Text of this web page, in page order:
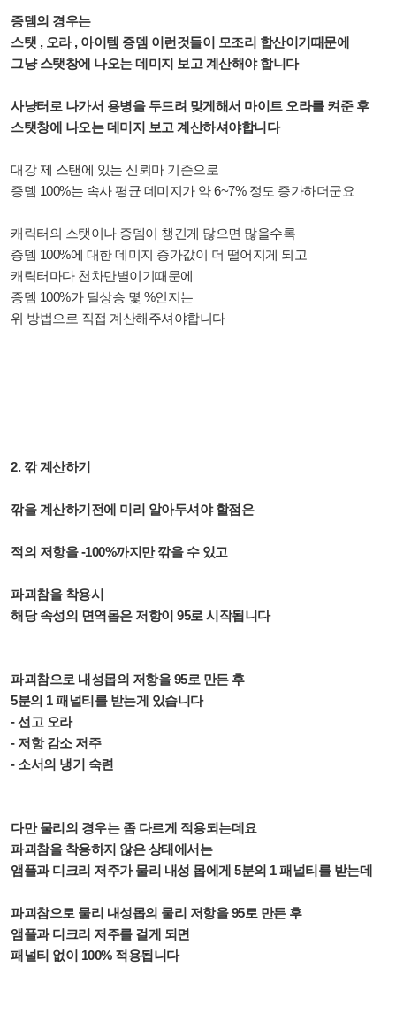
증뎀의 경우는
스탯 , 오라 , 아이템 증뎀 이런것들이 모조리 합산이기때문에
그냥 스탯창에 나오는 데미지 보고 계산해야 합니다
사냥터로 나가서 용병을 두드려 맞게해서 마이트 오라를 켜준 후
스탯창에 나오는 데미지 보고 계산하셔야합니다
대강 제 스탠에 있는 신뢰마 기준으로
증뎀 100%는 속사 평균 데미지가 약 6~7% 정도 증가하더군요
캐릭터의 스탯이나 증뎀이 챙긴게 많으면 많을수록
증뎀 100%에 대한 데미지 증가값이 더 떨어지게 되고
캐릭터마다 천차만별이기때문에
증뎀 100%가 딜상승 몇 %인지는
위 방법으로 직접 계산해주셔야합니다
2. 깎 계산하기
깎을 계산하기전에 미리 알아두셔야 할점은
적의 저항을 -100%까지만 깎을 수 있고
파괴참을 착용시
해당 속성의 면역몹은 저항이 95로 시작됩니다
파괴참으로 내성몹의 저항을 95로 만든 후
5분의 1 패널티를 받는게 있습니다
- 선고 오라
- 저항 감소 저주
- 소서의 냉기 숙련
다만 물리의 경우는 좀 다르게 적용되는데요
파괴참을 착용하지 않은 상태에서는
앰플과 디크리 저주가 물리 내성 몹에게 5분의 1 패널티를 받는데
파괴참으로 물리 내성몹의 물리 저항을 95로 만든 후
앰플과 디크리 저주를 걸게 되면
패널티 없이 100% 적용됩니다